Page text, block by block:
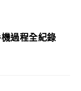
過程全紀錄